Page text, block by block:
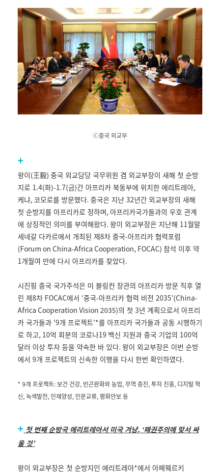
ⓒ중국 외교부
+
왕이(王毅) 중국 외교담당 국무위원 겸 외교부장이 새해 첫 순방
지로 1.4(화)-1.7(금)간 아프리카 북동부에 위치한 에리트레아,
케냐, 코모로를 방문했다. 중국은 지난 32년간 외교부장의 새해
첫 순방지를 아프리카로 정하며, 아프리카국가들과의 우호 관계
에 상징적인 의미를 부여해왔다. 왕이 외교부장은 지난해 11월말
세네갈 다카르에서 개최된 제8차 중국-아프리카 협력포럼
(Forum on China-Africa Cooperation, FOCAC) 참석 이후 약
1 개월여 만에 다시 아프리카를 찾았다.
시진핑 중국 국가주석은 미 블링컨 장관의 아프리카 방문 직후 열
린 제8차 FOCAC에서 ‘중국-아프리카 협력 비전 2035’(China-
Africa Cooperation Vision 2035)의 첫 3년 계획으로서 아프리
카 국가들과 ‘9개 프로젝트’*를 아프리카 국가들과 공동 시행하기
로 하고, 10억 회분의 코로나19 백신 지원과 중국 기업의 100억
달러 이상 투자 등을 약속한 바 있다. 왕이 외교부장은 이번 순방
에서 9개 프로젝트의 신속한 이행을 다시 한번 확인하였다.
* 9개 프로젝트: 보건 건강, 빈곤완화와 농업,무역 증진,투자 진흥, 디지털 혁
신,녹색발전, 인재양성, 인문교류,평화안보 등
+ 첫 번째 순방국 에리트레아서 미국 겨냥, ‘패권주의에 맞서 싸
울 것’
왕이 외교부장은 첫 순방지인 에리트레아*에서 아페웨르키